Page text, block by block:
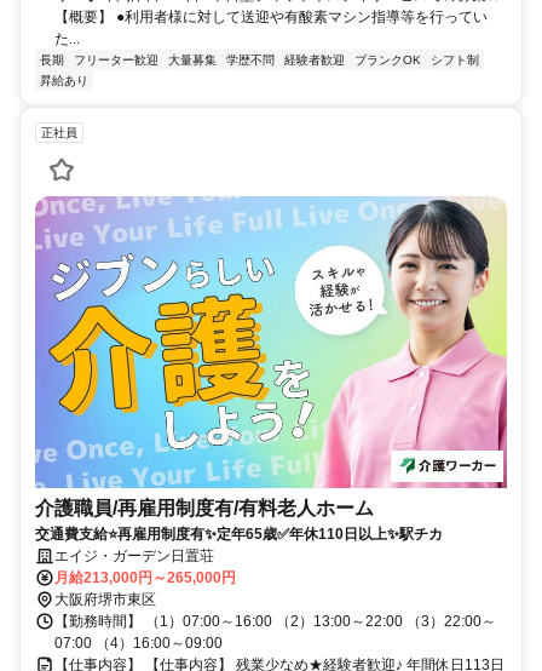
【概要】 ●利用者様に対して送迎や有酸素マシン指導等を行ってい
た...
長期 フリーター歓迎 大量募集 学歴不問 経験者歓迎 ブランクOK
シフト制
昇給あり
正社員
介護職員/再雇用制度有/有料老人ホーム
交通費支給⭐️再雇用制度有✨定年65歳✅️年休110日以上✨駅チカ
エイジ・ガーデン日置荘
月給213,000円～265,000円
大阪府堺市東区
【勤務時間】 （1）07:00～16:00 （2）13:00～22:00 （3）22:00～
07:00 （4）16:00～09:00
【仕事内容】 【仕事内容】 残業少なめ★経験者歓迎♪ 年間休日113日